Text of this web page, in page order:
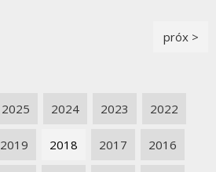
próx >
2025 2024 2023 2022
2019 2018 2017 2016